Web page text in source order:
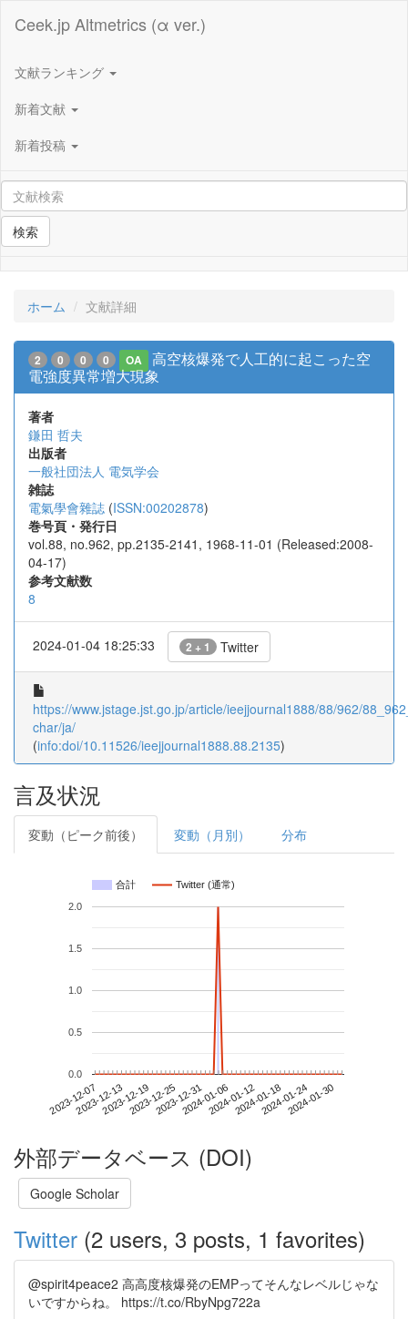
Ceek.jp Altmetrics (α ver.)
文献ランキング
新着文献
新着投稿
検索
ホーム 文献詳細
2 0 0 0 OA
高空核爆発で人工的に起こった空
電強度異常増大現象
著者
鎌田 哲夫
出版者
一般社団法人 電気学会
雑誌
電氣學會雜誌 (ISSN:00202878)
巻号頁・発行日
vol.88, no.962, pp.2135-2141, 1968-11-01 (Released:2008-
04-17)
参考文献数
8
2024-01-04 18:25:33 2 + 1 Twitter
https://www.jstage.jst.go.jp/article/ieejjournal1888/88/962/
char/ja/
(info:doi/10.11526/ieejjournal1888.88.2135)
言及状況
変動（ピーク前後） 変動（月別） 分布
合計 Twitter (通常)
2023-12-072023-12-132023-12-192023-12-252023-12-312024-01-062024-01-122024-01-182024-01-242024-01-30
0.0
0.5
1.0
1.5
2.0
外部データベース (DOI)
Google Scholar
Twitter (2 users, 3 posts, 1 favorites)
@spirit4peace2 高高度核爆発のEMPってそんなレベルじゃな
いですからね。 https://t.co/RbyNpg722a